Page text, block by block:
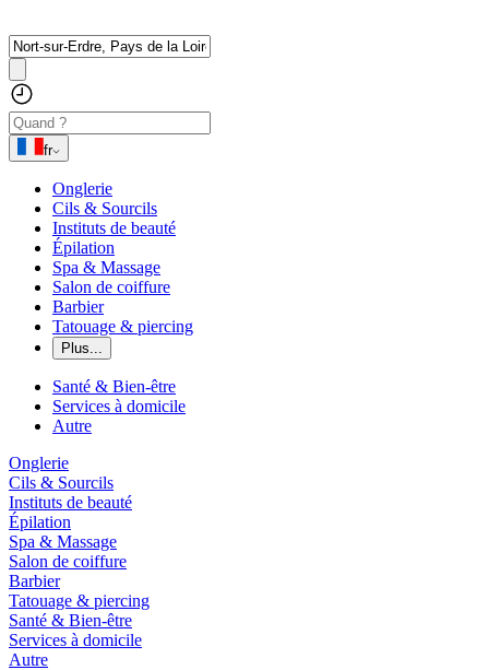
fr
Onglerie
Cils & Sourcils
Instituts de beauté
Épilation
Spa & Massage
Salon de coiffure
Barbier
Tatouage & piercing
Plus...
Santé & Bien-être
Services à domicile
Autre
Onglerie
Cils & Sourcils
Instituts de beauté
Épilation
Spa & Massage
Salon de coiffure
Barbier
Tatouage & piercing
Santé & Bien-être
Services à domicile
Autre